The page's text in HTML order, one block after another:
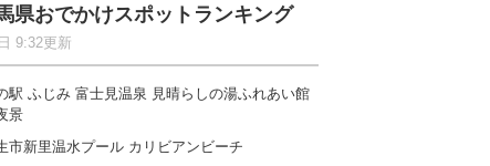
県おでかけスポットランキング
9:32更新
駅 ふじみ 富士見温泉 見晴らしの湯ふれあい館
景
市新里温水プール カリビアンビーチ